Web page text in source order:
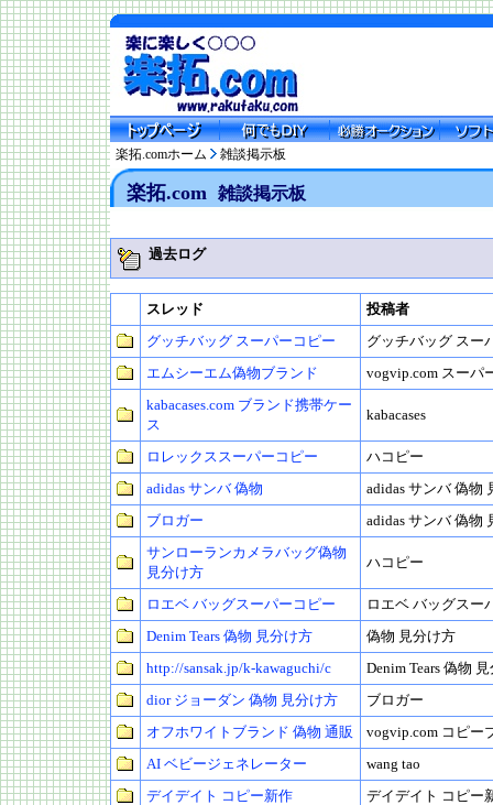
楽拓.comホーム 雑談掲示板
楽拓.com 雑談掲示板
過去ログ
スレッド
投稿者
グッチバッグ スーパーコピー
グッチバッグ スー
エムシーエム偽物ブランド
vogvip.com スーパ
kabacases.com ブランド携帯ケー
ス
kabacases
ロレックススーパーコピー
ハコピー
adidas サンバ 偽物
adidas サンバ 偽物
ブロガー
adidas サンバ 偽物
サンローランカメラバッグ偽物
見分け方
ハコピー
ロエベ バッグスーパーコピー
ロエベ バッグスー
Denim Tears 偽物 見分け方
偽物 見分け方
http://sansak.jp/k-kawaguchi/c
Denim Tears 偽物
dior ジョーダン 偽物 見分け方
ブロガー
オフホワイトブランド 偽物 通販
vogvip.com コピー
AI ベビージェネレーター
wang tao
デイデイト コピー新作
デイデイト コピー